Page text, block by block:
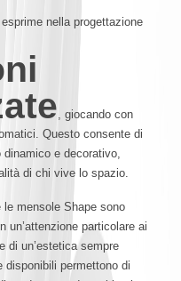
esprime nella progettazione
, giocando con
Questo consente di
e decorativo,
di chi vive lo spazio.
mensole Shape sono
un’attenzione particolare ai
di un’estetica sempre
permettono di